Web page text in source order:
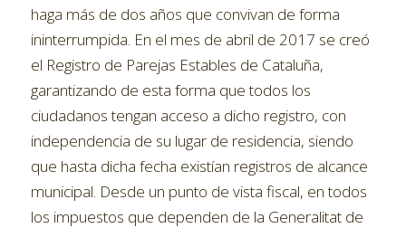
haga más de dos años que convivan de forma
ininterrumpida. En el mes de abril de 2017 se creó
el Registro de Parejas Estables de Cataluña,
garantizando de esta forma que todos los
ciudadanos tengan acceso a dicho registro, con
independencia de su lugar de residencia, siendo
que hasta dicha fecha existían registros de alcance
municipal. Desde un punto de vista fiscal, en todos
los impuestos que dependen de la Generalitat de